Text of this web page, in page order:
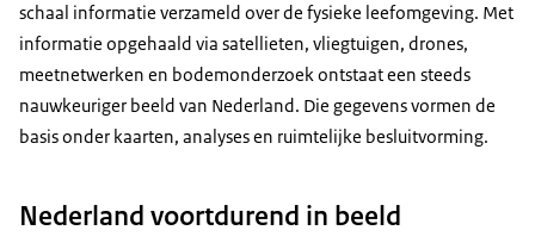
schaal informatie verzameld over de fysieke leefomgeving. Met
informatie opgehaald via satellieten, vliegtuigen, drones,
meetnetwerken en bodemonderzoek ontstaat een steeds
nauwkeuriger beeld van Nederland. Die gegevens vormen de
basis onder kaarten, analyses en ruimtelijke besluitvorming.
Nederland voortdurend in beeld